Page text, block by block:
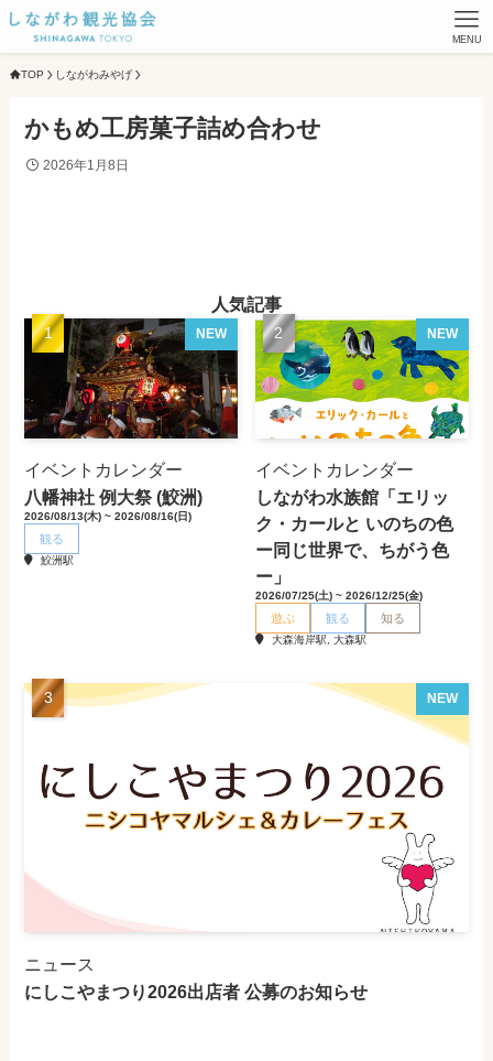
MENU
TOP しながわみやげ
かもめ工房菓子詰め合わせ
2026年1月8日
人気記事
NEW
イベントカレンダー
八幡神社 例大祭 (鮫洲)
2026/08/13(木) ~ 2026/08/16(日)
観る
鮫洲駅
NEW
イベントカレンダー
しながわ水族館「エリッ
ク・カールと いのちの色
ー同じ世界で、ちがう色
ー」
2026/07/25(土) ~ 2026/12/25(金)
遊ぶ 観る 知る
大森海岸駅, 大森駅
NEW
ニュース
にしこやまつり2026出店者 公募のお知らせ